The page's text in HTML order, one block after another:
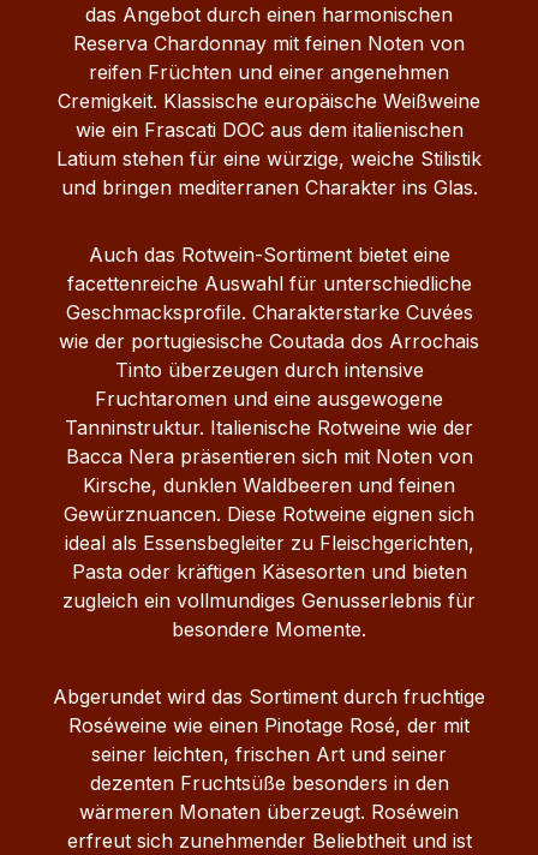
das Angebot durch einen harmonischen
Reserva Chardonnay mit feinen Noten von
reifen Früchten und einer angenehmen
Cremigkeit. Klassische europäische Weißweine
wie ein Frascati DOC aus dem italienischen
Latium stehen für eine würzige, weiche Stilistik
und bringen mediterranen Charakter ins Glas.
Auch das Rotwein-Sortiment bietet eine
facettenreiche Auswahl für unterschiedliche
Geschmacksprofile. Charakterstarke Cuvées
wie der portugiesische Coutada dos Arrochais
Tinto überzeugen durch intensive
Fruchtaromen und eine ausgewogene
Tanninstruktur. Italienische Rotweine wie der
Bacca Nera präsentieren sich mit Noten von
Kirsche, dunklen Waldbeeren und feinen
Gewürznuancen. Diese Rotweine eignen sich
ideal als Essensbegleiter zu Fleischgerichten,
Pasta oder kräftigen Käsesorten und bieten
zugleich ein vollmundiges Genusserlebnis für
besondere Momente.
Abgerundet wird das Sortiment durch fruchtige
Roséweine wie einen Pinotage Rosé, der mit
seiner leichten, frischen Art und seiner
dezenten Fruchtsüße besonders in den
wärmeren Monaten überzeugt. Roséwein
erfreut sich zunehmender Beliebtheit und ist